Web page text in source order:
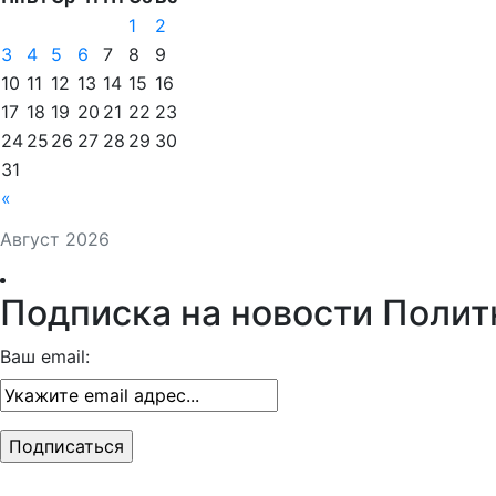
Август 2026
«
1
2
3
4 5 6 7 8
9
10 11 12 13 14 15 16
17 18 19 20 21 22 23
24 25 26 27 28 29 30
31
Подписка на новости
Ваш email: